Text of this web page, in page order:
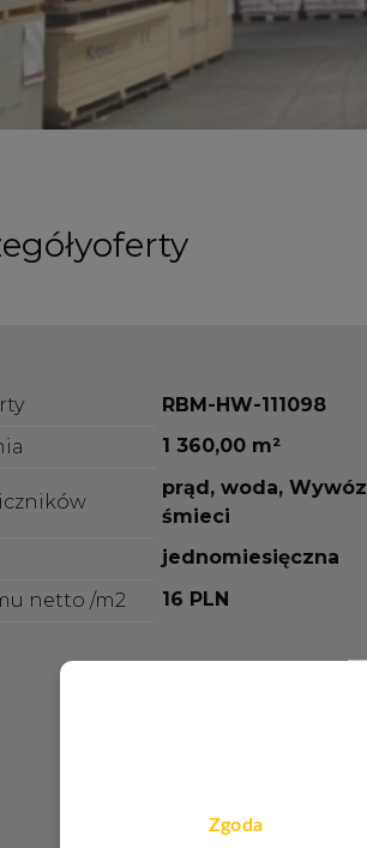
Zgoda
oferty
RBM-HW-111098
1 360,00 m²
prąd, woda, Wywóz
śmieci
jednomiesięczna
netto /m2
16 PLN